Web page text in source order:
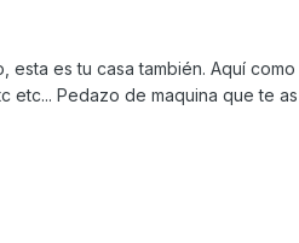
es tu casa también. Aquí
etc... Pedazo de maquina que te